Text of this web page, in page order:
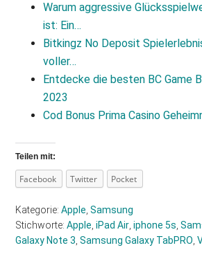
Warum aggressive
ist: Ein…
Bitkingz No Deposit
voller…
Entdecke die besten BC Game
2023
Cod Bonus Prima Casino
Teilen mit:
Facebook Twitter Pocket
Kategorie:Apple ,Samsung
Stichworte:Apple ,iPad Air ,iphone 5s ,
Galaxy Note 3 ,Samsung Galaxy TabPRO ,